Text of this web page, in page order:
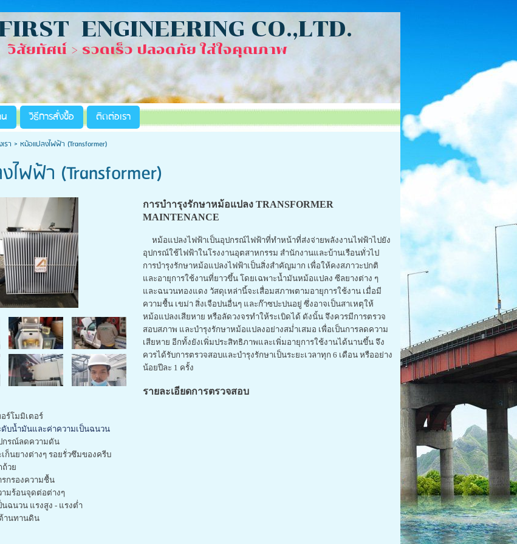
ENGINEERING CO.,LTD.
> รวดเร็ว ปลอดภัย ใส่ใจคุณภาพ
วิธีการสั่งซื้อ
ติดต่อเรา
รา > หม้อแปลงไฟฟ้า (Transformer)
ไฟฟ้า (Transformer)
การบำารุงรักษาหม้อแปลง TRANSFORMER
MAINTENANCE
หม้อแปลงไฟฟ้าเป็นอุปกรณ์ไฟฟ้าที่ทำหน้าที่ส่งจ่ายพลังงานไฟฟ้าไปยัง
อุปกรณ์ใช้ไฟฟ้าในโรงงานอุตสาหกรรม สำนักงานและบ้านเรือนทั่วไป
การบำรุงรักษาหม้อแปลงไฟฟ้าเป็นสิ่งสำคัญมาก เพื่อให้คงสภาวะปกติ
และอายุการใช้งานที่ยาวขึ้น โดยเฉพาะน้ำมันหม้อแปลง ซีลยางต่าง ๆ
และฉนวนทองแดง วัสดุเหล่านี้จะเสื่อมสภาพตามอายุการใช้งาน เมื่อมี
ความชื้น เขม่า สิ่งเจือปนอื่นๆ และก๊าซปะปนอยู่ ซึ่งอาจเป็นสาเหตุให้
หม้อแปลงเสียหาย หรือลัดวงจรทำให้ระเบิดได้ ดังนั้น จึงควรมีการตรวจ
สอบสภาพ และบำรุงรักษาหม้อแปลงอย่างสม่ำเสมอ เพื่อเป็นการลดความ
เสียหาย อีกทั้งยังเพิ่มประสิทธิภาพและเพิ่มอายุการใช้งานได้นานขึ้น จึง
ควรได้รับการตรวจสอบและบำรุงรักษาเป็นระยะเวลาทุก 6 เดือน หรืออย่าง
น้อยปีละ 1 ครั้ง
รายละเอียดการตรวจสอบ
ร์โมมิเตอร์
ดับน้ำมันและค่าความเป็นฉนวน
กรณ์ลดความดัน
ก็นยางต่างๆ รอยรั่วซึมของครีบ
ถ้วย
รกรองความชื้น
ามร้อนจุดต่อต่างๆ
ฉนวน แรงสูง - แรงต่ำ
ามต้านทานดิน